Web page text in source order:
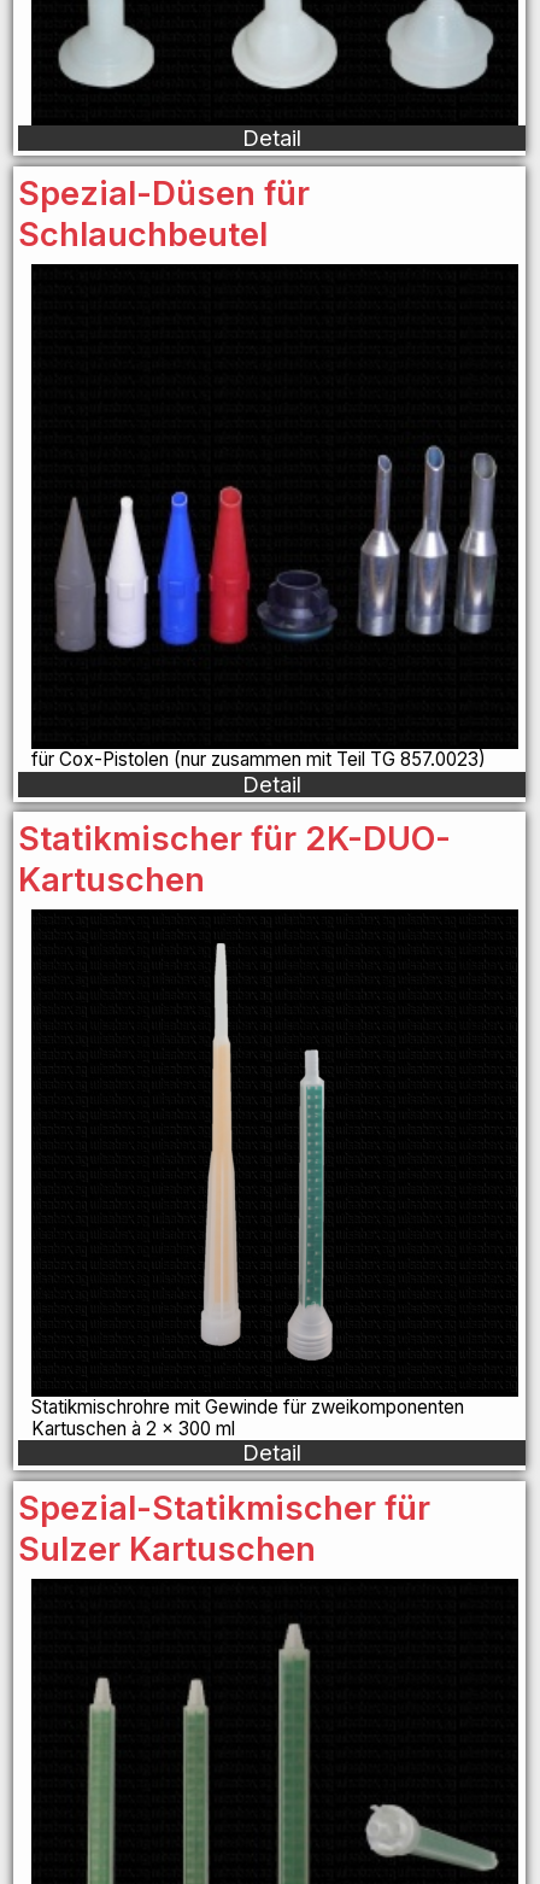
Detail
Spezial-Düsen für
Schlauchbeutel
für Cox-Pistolen (nur zusammen mit Teil TG 857.0023)
Detail
Statikmischer für 2K-DUO-
Kartuschen
Statikmischrohre mit Gewinde für zweikomponenten
Kartuschen à 2 x 300 ml
Detail
Spezial-Statikmischer für
Sulzer Kartuschen